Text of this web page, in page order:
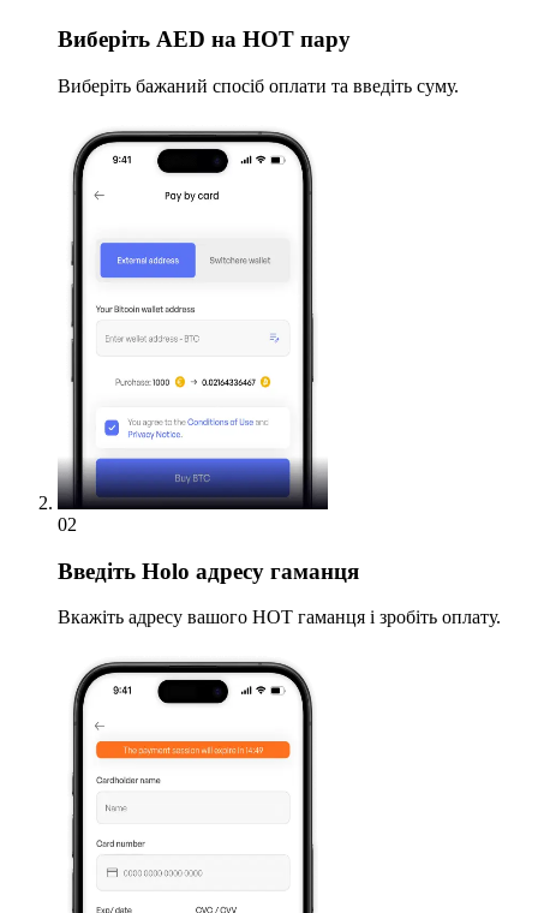
Виберіть AED на HOT пару
Виберіть бажаний спосіб оплати та введіть суму.
02
Введіть Holo адресу гаманця
Вкажіть адресу вашого HOT гаманця і зробіть оплату.